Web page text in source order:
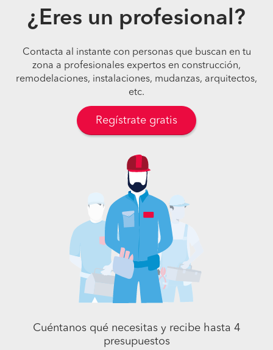
¿Eres un profesional?
Contacta al instante con personas que buscan en tu
zona a profesionales expertos en construcción,
remodelaciones, instalaciones, mudanzas, arquitectos,
etc.
Regístrate gratis
Cuéntanos qué necesitas y recibe hasta 4
presupuestos